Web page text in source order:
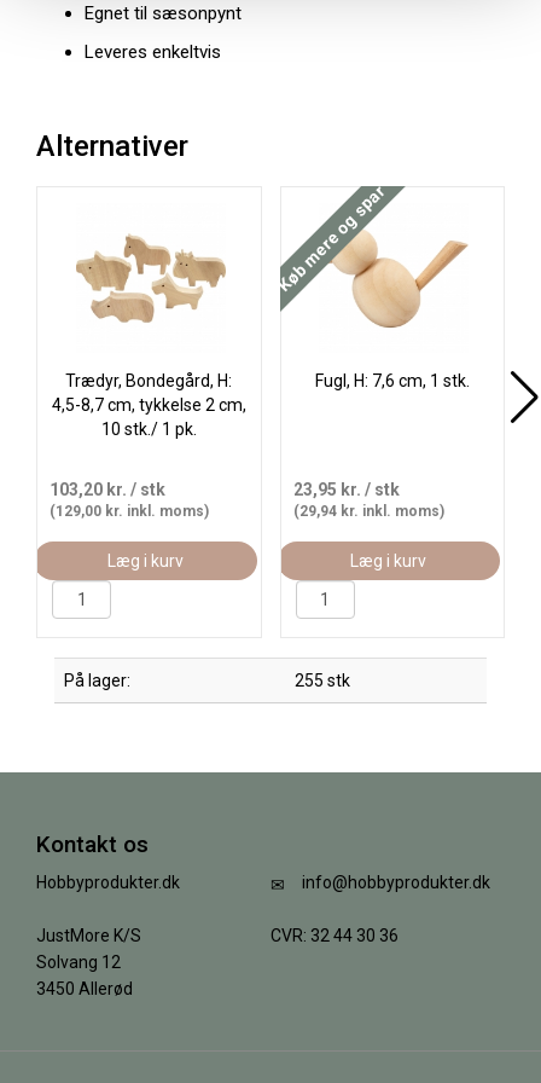
Egnet til sæsonpynt
Leveres enkeltvis
Alternativer
Trædyr, Bondegård, H:
4,5-8,7 cm, tykkelse 2 cm,
10 stk./ 1 pk.
103,20 kr. / stk
(129,00 kr. inkl. moms)
Læg i kurv
Køb mere og spar
Fugl, H: 7,6 cm, 1 stk.
23,95 kr. / stk
(29,94 kr. inkl. moms)
Læg i kurv
På lager: 255 stk
Kontakt os
Hobbyprodukter.dk
JustMore K/S
Solvang 12
3450 Allerød
info@hobbyprodukter.dk
CVR: 32 44 30 36